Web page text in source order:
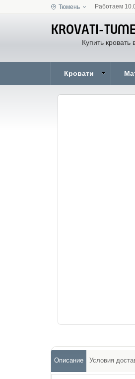
Тюмень Работаем
Купить
Кровати
Описание Условия